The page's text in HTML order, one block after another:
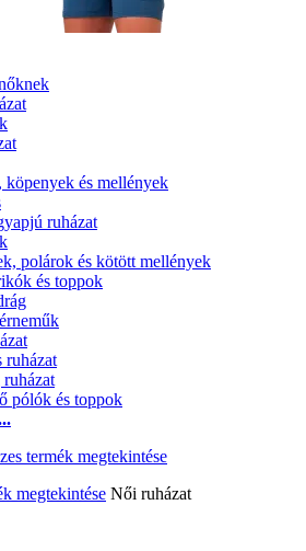
és mellények
ruházat
polárok és kötött mellények
és toppok
ruházat
pólók és toppok
megtekintése Női ruházat